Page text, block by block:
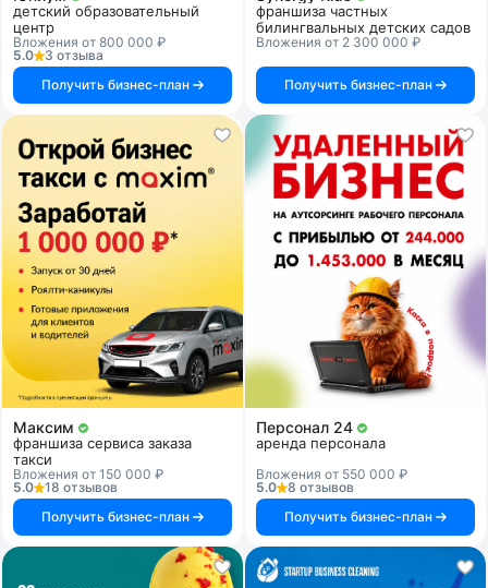
детский образовательный
центр
Вложения от 800 000 ₽
5.0
3 отзыва
Получить бизнес-план
франшиза частных
билингвальных детских садов
Вложения от 2 300 000 ₽
Получить бизнес-план
Максим
франшиза сервиса заказа
такси
Вложения от 150 000 ₽
5.0
18 отзывов
Получить бизнес-план
Персонал 24
аренда персонала
Вложения от 550 000 ₽
5.0
8 отзывов
Получить бизнес-план